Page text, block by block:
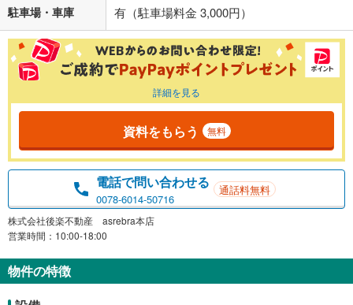
駐車場・車庫 有（駐車場料金 3,000円）
詳細を見る
資料をもらう 無料
電話で問い合わせる
0078-6014-50716
通話料無料
株式会社後楽不動産 asrebra本店
営業時間：10:00-18:00
物件の特徴